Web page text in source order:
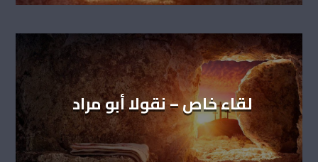
لقاء خاص – نقولا أبو مراد